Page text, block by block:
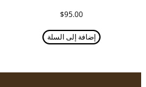
$95.00
إضافة إلى السلة